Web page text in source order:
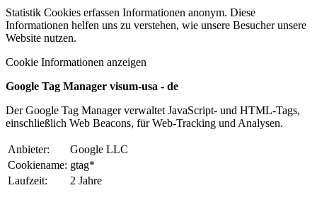
Statistik Cookies erfassen Informationen anonym. Diese
Informationen helfen uns zu verstehen, wie unsere Besucher unsere
Website nutzen.
Cookie Informationen anzeigen
Google Tag Manager visum-usa - de
Der Google Tag Manager verwaltet JavaScript- und HTML-Tags,
einschließlich Web Beacons, für Web-Tracking und Analysen.
Anbieter:
Google LLC
Cookiename: gtag*
Laufzeit:
2 Jahre